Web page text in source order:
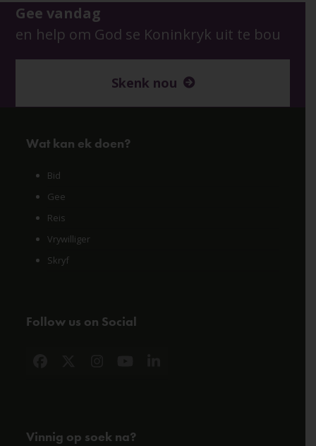
Gee vandag
en help om God se Koninkryk uit te bou
Skenk nou
Wat kan ek doen?
Bid
Gee
Reis
Vrywilliger
Skryf
Follow us on Social
Vinnig op soek na?